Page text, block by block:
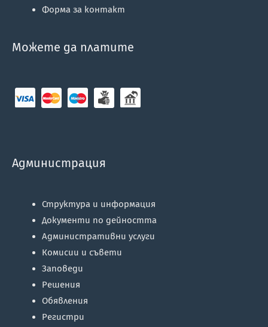
Форма за контакт
Можете да платите
Администрация
Структура и информация
Документи по дейността
Административни услуги
Комисии и съвети
Заповеди
Решения
Обявления
Регистри